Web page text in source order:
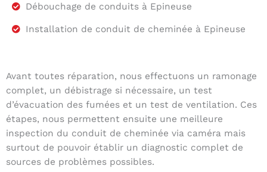
Débouchage de conduits à Epineuse
Installation de conduit de cheminée à Epineuse
Avant toutes réparation, nous effectuons un ramonage
complet, un débistrage si nécessaire, un test
d’évacuation des fumées et un test de ventilation. Ces
étapes, nous permettent ensuite une meilleure
inspection du conduit de cheminée via caméra mais
surtout de pouvoir établir un diagnostic complet de
sources de problèmes possibles.